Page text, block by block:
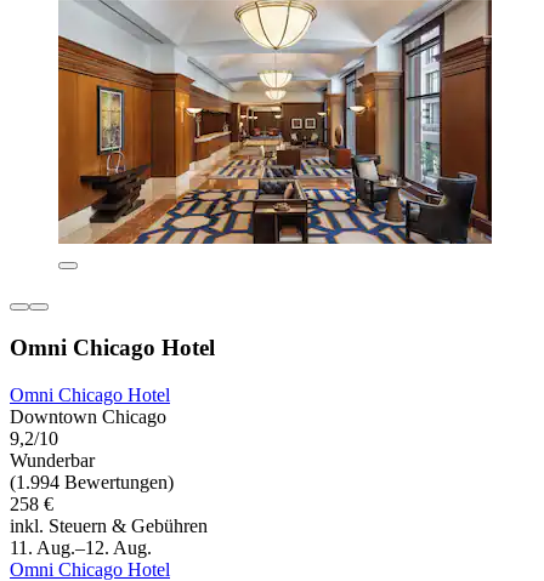
Omni Chicago Hotel
Omni Chicago Hotel
Downtown Chicago
9,2/10
Wunderbar
(1.994 Bewertungen)
258 €
inkl. Steuern & Gebühren
11. Aug.–12. Aug.
Omni Chicago Hotel